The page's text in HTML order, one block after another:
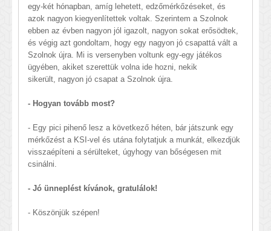
egy-két hónapban, amíg lehetett, edzőmérkőzéseket, és
azok nagyon kiegyenlítettek voltak. Szerintem a Szolnok
ebben az évben nagyon jól igazolt, nagyon sokat erősödtek,
és végig azt gondoltam, hogy egy nagyon jó csapattá vált a
Szolnok újra. Mi is versenyben voltunk egy-egy játékos
ügyében, akiket szerettük volna ide hozni, nekik
sikerült, nagyon jó csapat a Szolnok újra.
- Hogyan tovább most?
- Egy pici pihenő lesz a következő héten, bár játszunk egy
mérkőzést a KSI-vel és utána folytatjuk a munkát, elkezdjük
visszaépíteni a sérülteket, úgyhogy van bőségesen mit
csinálni.
- Jó ünneplést kívánok, gratulálok!
- Köszönjük szépen!